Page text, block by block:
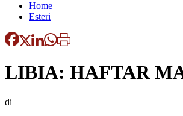
Home
Esteri
LIBIA: HAFTAR
di